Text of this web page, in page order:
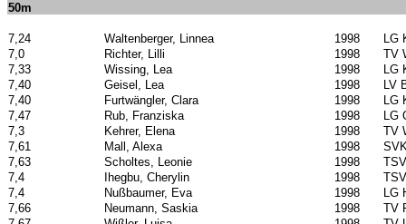
50m
7,24 Waltenberger, Linnea 1998
LG
7,0
Richter, Lilli 1998
TV
7,33
Wissing, Lea 1998
LG
7,40
Geisel, Lea 1998
LV
7,40
Furtwängler, Clara 1998
LG
7,47
Rub, Franziska 1998
LG
7,3
Kehrer, Elena 1998
TV
7,61
Mall, Alexa 1998
7,63
Scholtes, Leonie 1998
7,4
Ihegbu, Cherylin 1998
7,4
Nußbaumer, Eva 1998
LG
7,66
Neumann, Saskia 1998
TV